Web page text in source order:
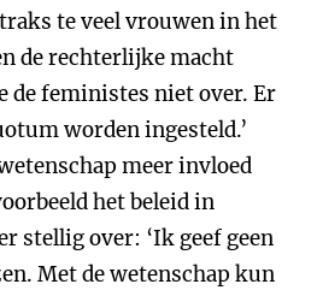
te veel vrouwen in het
de rechterlijke macht
de feministes niet over. Er
worden ingesteld.’
meer invloed
het beleid in
stellig over: ‘Ik geef geen
Met de wetenschap kun